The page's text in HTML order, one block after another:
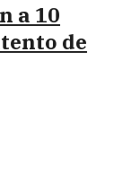
a 10
de